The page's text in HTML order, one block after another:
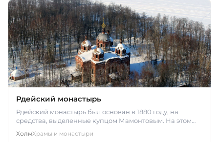
Рдейский монастырь
Рдейский монастырь был основан в 1880 году, на
средства, выделенные купцом Мамонтовым. На этом
ХолмХрамы и монастыри